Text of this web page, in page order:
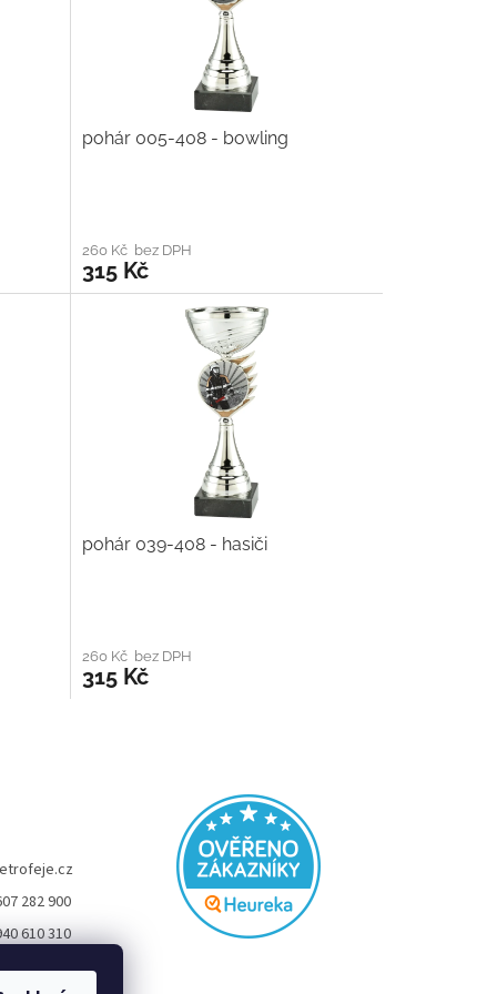
pohár 005-408 - bowling
260 Kč bez DPH
315 Kč
pohár 039-408 - hasiči
260 Kč bez DPH
315 Kč
282 900
610 310